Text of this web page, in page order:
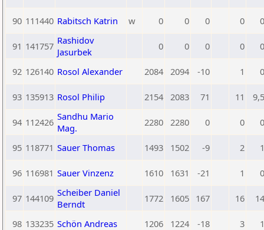
90 111440 Rabitsch Katrin w 0 0 0 0 0
91 141757 Rashidov
Jasurbek
0 0 0 0 0
92 126140 Rosol Alexander 2084 2094 -10 1 0
93 135913 Rosol Philip 2154 2083 71 11 9,5
94 112426 Sandhu Mario
Mag.
2280 2280 0 0 0
95 118771 Sauer Thomas 1493 1502 -9 2 1
96 116981 Sauer Vinzenz 1610 1631 -21 1 0
97 144109 Scheiber Daniel
Berndt
1772 1605 167 16 14
98 133235 Schön Andreas 1206 1224 -18 3 1